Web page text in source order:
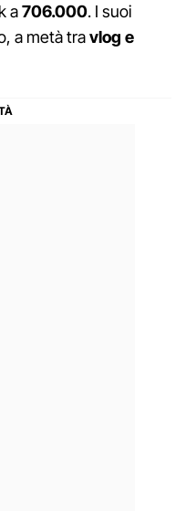
a706.000. I suoi
a metà travlog e